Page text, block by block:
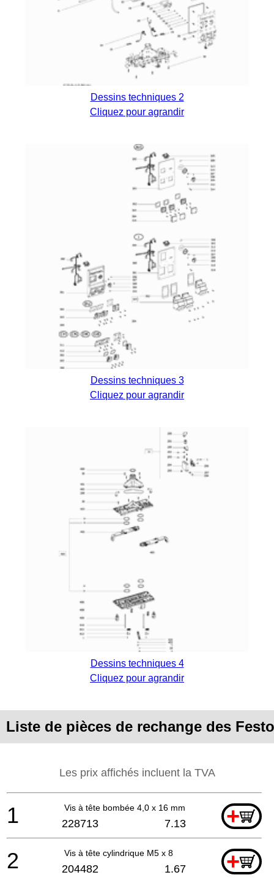
Dessins techniques 2
Cliquez pour agrandir
Dessins techniques 3
Cliquez pour agrandir
Dessins techniques 4
Cliquez pour agrandir
Liste de pièces de rechange des
Les prix affichés incluent la TVA
Vis à tête bombée 4,0 x 16 mm +
1 228713 7.13
Vis à tête cylindrique M5 x 8 +
2 204482 1.67